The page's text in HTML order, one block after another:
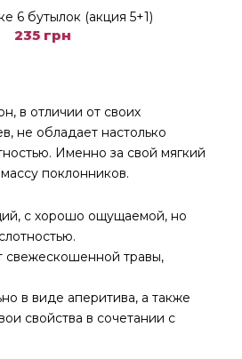
6 бутылок (акция 5+1)
235 грн
в отличии от своих
не обладает настолько
Именно за свой мягкий
поклонников.
с хорошо ощущаемой, но
свежескошенной травы,
в виде аперитива, а также
свойства в сочетании с